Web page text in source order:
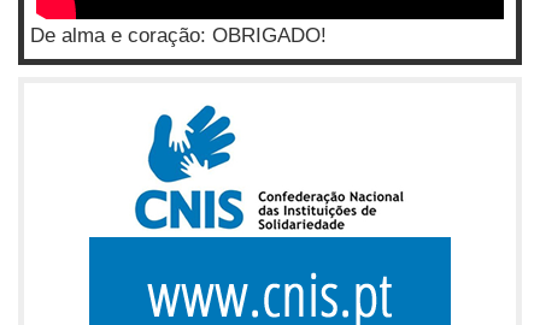
De alma e coração: OBRIGADO!